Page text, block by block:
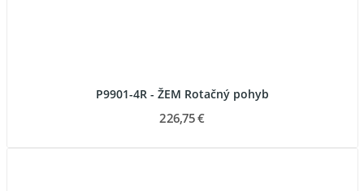
P9901-4R - ŽEM Rotačný pohyb
226,75 €